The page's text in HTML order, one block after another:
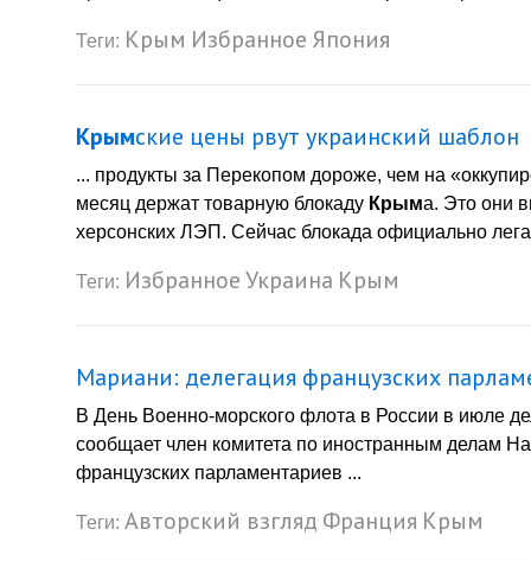
Теги: Крым Избранное Япония
Крымские цены рвут украинский шаблон
... продукты за Перекопом дороже, чем на
месяц держат товарную блокаду Крыма. Это они
херсонских ЛЭП. Сейчас блокада официально
Теги: ИзбранноеУкраина Крым
Мариани: делегация французских
В День Военно-морского флота в России в июле
сообщает член комитета по иностранным делам
французских парламентариев ...
Теги: Авторский взгляд Франция Крым